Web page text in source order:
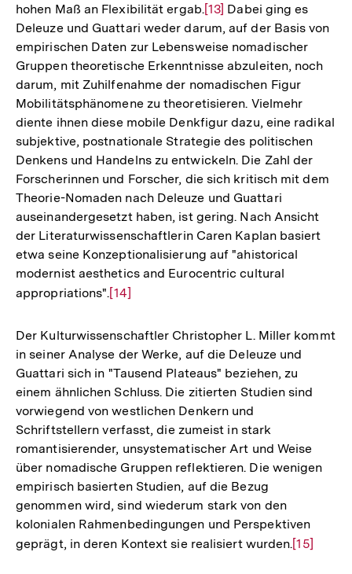
hohen Maß an Flexibilität ergab.Zur
Auflösung
der
Fußnote
[13] Dabei ging es
Deleuze und Guattari weder darum, auf der Basis von
empirischen Daten zur Lebensweise nomadischer
Gruppen theoretische Erkenntnisse abzuleiten, noch
darum, mit Zuhilfenahme der nomadischen Figur
Mobilitätsphänomene zu theoretisieren. Vielmehr
diente ihnen diese mobile Denkfigur dazu, eine radikal
subjektive, postnationale Strategie des politischen
Denkens und Handelns zu entwickeln. Die Zahl der
Forscherinnen und Forscher, die sich kritisch mit dem
Theorie-Nomaden nach Deleuze und Guattari
auseinandergesetzt haben, ist gering. Nach Ansicht
der Literaturwissenschaftlerin Caren Kaplan basiert
etwa seine Konzeptionalisierung auf "ahistorical
modernist aesthetics and Eurocentric cultural
appropriations".Zur
der
Fußnote
[14]
Der Kulturwissenschaftler Christopher L. Miller kommt
in seiner Analyse der Werke, auf die Deleuze und
Guattari sich in "Tausend Plateaus" beziehen, zu
einem ähnlichen Schluss. Die zitierten Studien sind
vorwiegend von westlichen Denkern und
Schriftstellern verfasst, die zumeist in stark
romantisierender, unsystematischer Art und Weise
über nomadische Gruppen reflektieren. Die wenigen
empirisch basierten Studien, auf die Bezug
genommen wird, sind wiederum stark von den
kolonialen Rahmenbedingungen und Perspektiven
geprägt, in deren Kontext sie realisiert wurden.Zur
[15]